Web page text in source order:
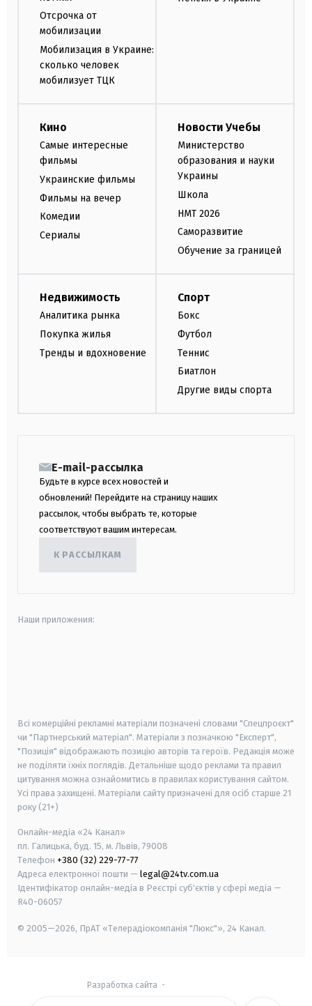
Отсрочка от
мобилизации
Мобилизация в Украине:
сколько человек
мобилизует ТЦК
Кино
Самые интересные
фильмы
Украинские фильмы
Фильмы на вечер
Комедии
Сериалы
Новости Учебы
Министерство
образования и науки
Украины
Школа
НМТ 2026
Саморазвитие
Обучение за границей
Недвижимость
Аналитика рынка
Покупка жилья
Тренды и вдохновение
Спорт
Бокс
Футбол
Теннис
Биатлон
Другие виды спорта
E-mail-рассылка
Будьте в курсе всех новостей и
обновлений! Перейдите на страницу наших
рассылок, чтобы выбрать те, которые
соответствуют вашим интересам.
К РАССЫЛКАМ
Наши приложения:
Всі комерційні рекламні матеріали позначені словами "Спецпроєкт"
чи "Партнерський матеріал". Матеріали з позначкою "Експерт",
"Позиція" відображають позицію авторів та героїв. Редакція може
не поділяти їхніх поглядів. Детальніше щодо реклами та правил
цитування можна ознайомитись в правилах користування сайтом.
Усі права захищені. Матеріали сайту призначені для осіб старше 21
року (21+)
Онлайн-медіа «24 Канал»
пл. Галицька, буд. 15, м. Львів, 79008
Телефон +380 (32) 229-77-77
Адреса електронної пошти — legal@24tv.com.ua
Ідентифікатор онлайн-медіа в Реєстрі суб'єктів у сфері медіа —
R40-06057
© 2005—2026, ПрАТ «Телерадіокомпанія "Люкс"», 24 Канал.
Разработка сайта -